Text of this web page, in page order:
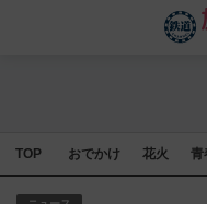
TOP おでかけ 花火 青